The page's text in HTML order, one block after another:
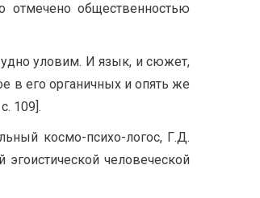
отмечено общественностью
уловим. И язык, и сюжет,
в его органичных и опять же
109].
космо-психо-логос, Г.Д.
человеческой